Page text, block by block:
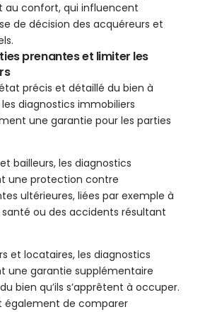
au confort, qui influencent
de décision des acquéreurs et
prenantes et limiter les
précis et détaillé du bien à
diagnostics immobiliers
une garantie pour les parties
bailleurs, les diagnostics
une protection contre
ultérieures, liées par exemple à
ou des accidents résultant
et locataires, les diagnostics
une garantie supplémentaire
bien qu’ils s’apprêtent à occuper.
également de comparer